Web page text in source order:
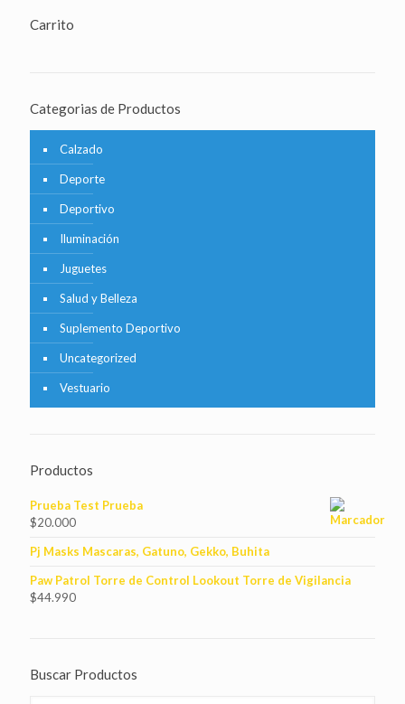
Carrito
Categorias de Productos
Calzado
Deporte
Deportivo
Iluminación
Juguetes
Salud y Belleza
Suplemento Deportivo
Uncategorized
Vestuario
Productos
Prueba Test Prueba
$20.000
Pj Masks Mascaras, Gatuno, Gekko, Buhita
Paw Patrol Torre de Control Lookout Torre de Vigilancia
$44.990
Buscar Productos